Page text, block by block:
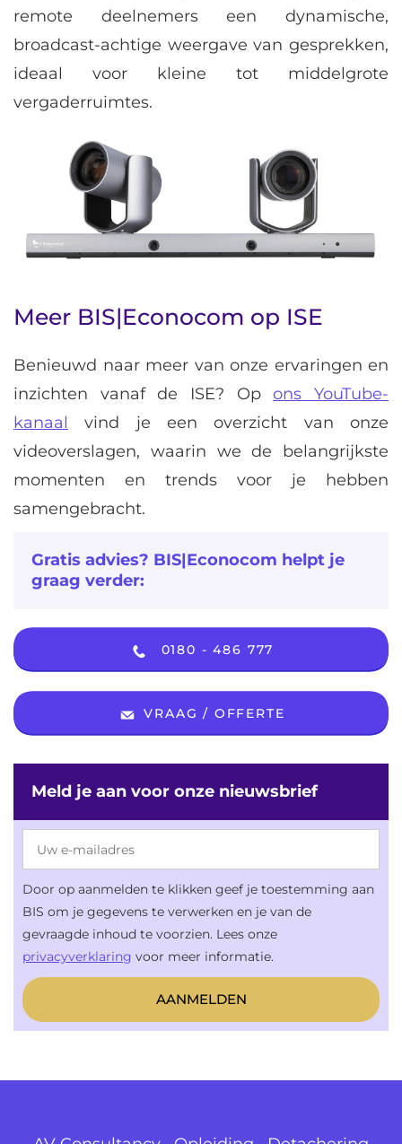
remote deelnemers een dynamische,
broadcast-achtige weergave van gesprekken,
ideaal voor kleine tot middelgrote
vergaderruimtes.
Meer BIS|Econocom op ISE
Benieuwd naar meer van onze ervaringen en
inzichten vanaf de ISE? Opons YouTube-
kanaal vind je een overzicht van onze
videoverslagen, waarin we de belangrijkste
momenten en trends voor je hebben
samengebracht.
Gratis advies? BIS|Econocom helpt je
graag verder:
0180 - 486 777
VRAAG / OFFERTE
Meld je aan voor onze nieuwsbrief
Door op aanmelden te klikken geef je toestemming aan
BIS om je gegevens te verwerken en je van de
gevraagde inhoud te voorzien. Lees onze
privacyverklaring voor meer informatie.